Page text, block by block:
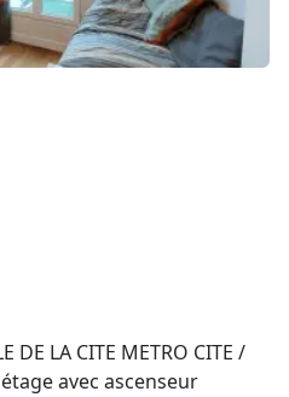
LA CITE METRO CITE /
étage avec ascenseur